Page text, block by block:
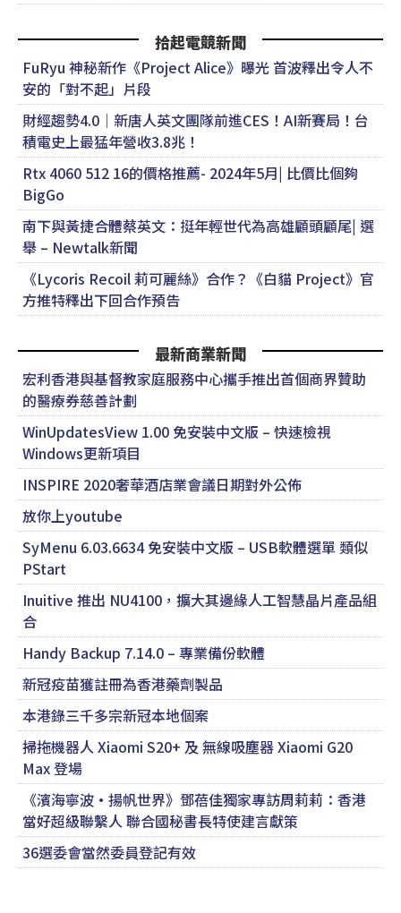
拾起電競新聞
FuRyu 神秘新作《Project Alice》曝光 首波釋出令人不
安的「對不起」片段
財經趨勢4.0｜新唐人英文團隊前進CES！AI新賽局！台
積電史上最猛年營收3.8兆！
Rtx 4060 512 16的價格推薦- 2024年5月| 比價比個夠
BigGo
南下與黃捷合體蔡英文：挺年輕世代為高雄顧頭顧尾| 選
舉 – Newtalk新聞
《Lycoris Recoil 莉可麗絲》合作？《白貓 Project》官
方推特釋出下回合作預告
最新商業新聞
宏利香港與基督教家庭服務中心攜手推出首個商界贊助
的醫療券慈善計劃
WinUpdatesView 1.00 免安裝中文版 – 快速檢視
Windows更新項目
INSPIRE 2020奢華酒店業會議日期對外公佈
放你上youtube
SyMenu 6.03.6634 免安裝中文版 – USB軟體選單 類似
PStart
Inuitive 推出 NU4100，擴大其邊緣人工智慧晶片產品組
合
Handy Backup 7.14.0 – 專業備份軟體
新冠疫苗獲註冊為香港藥劑製品
本港錄三千多宗新冠本地個案
掃拖機器人 Xiaomi S20+ 及 無線吸塵器 Xiaomi G20
Max 登場
《濱海寧波·揚帆世界》鄧蓓佳獨家專訪周莉莉：香港
當好超級聯繫人 聯合國秘書長特使建言獻策
36選委會當然委員登記有效